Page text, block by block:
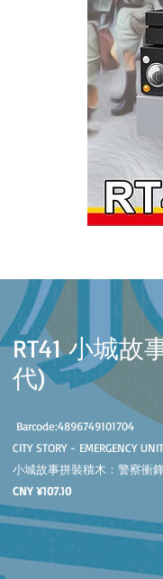
RT41 小城故
代)
Barcode:4896749101704
CITY STORY - EMERGENCY
小城故事拼裝積木：警察衝
CNY ¥107.10